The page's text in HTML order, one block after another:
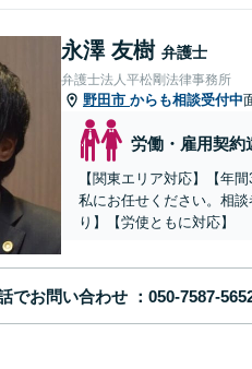
永澤 友樹 弁護士
弁護士法人平松剛法律事務所
野田市 からも相談受付中
労働・雇用契約
【関東エリア対応】【年
私にお任せください。相
り】【労使ともに対応】
でお問い合わせ